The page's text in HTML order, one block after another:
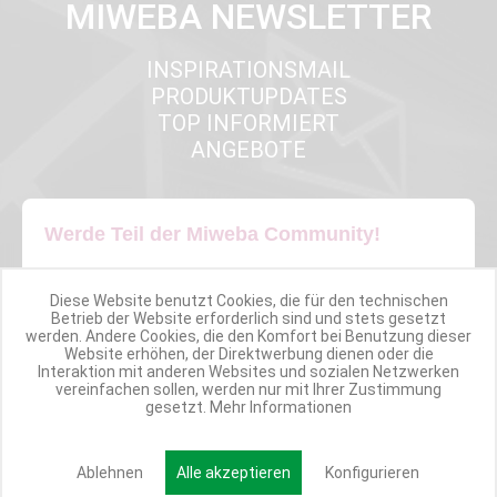
MIWEBA NEWSLETTER
INSPIRATIONSMAIL
PRODUKTUPDATES
TOP INFORMIERT
ANGEBOTE
Werde Teil der Miweba Community!
E-MAIL*
Anmelden
Diese Website benutzt Cookies, die für den technischen
Betrieb der Website erforderlich sind und stets gesetzt
werden. Andere Cookies, die den Komfort bei Benutzung dieser
Website erhöhen, der Direktwerbung dienen oder die
Interaktion mit anderen Websites und sozialen Netzwerken
vereinfachen sollen, werden nur mit Ihrer Zustimmung
gesetzt. Mehr Informationen
Ablehnen Alle akzeptieren Konfigurieren